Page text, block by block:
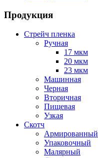
Продукция
Стрейч пленка
Ручная
17 мкм
20 мкм
23 мкм
Машинная
Черная
Вторичная
Пищевая
Узкая
Скотч
Армированный
Упаковочный
Малярный